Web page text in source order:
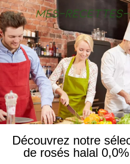
Découvrez notre
de rosés halal